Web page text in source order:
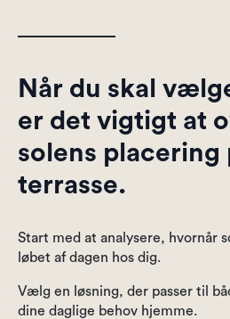
Når du skal
er det vigtigt at
solens placering
terrasse.
Start med at analysere, hvornår
løbet af dagen hos dig.
Vælg en løsning, der passer til
dine daglige behov hjemme.